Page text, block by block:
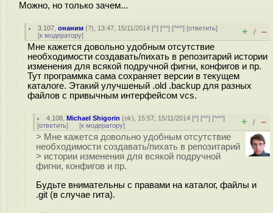
Можно, но только зачем...
3.107 ,онаним (?), 13:47, 15/11/2014 [^] [^^] [^^^] [ответить]
[к модератору] + / –
Мне кажется довольно удобным отсутствие
необходимости создавать/пихать в репозитарий истории
изменения для всякой подручной фигни, конфигов и пр.
Тут программка сама сохраняет версии в текущем
каталоге. Этакий улучшеный .old .backup для разных
файлов с привычным интерфейсом vcs.
4.108 ,Michael Shigorin (ok), 15:57, 15/11/2014 [^] [^^] [^^^]
[ответить] [к модератору] + / –
> Мне кажется довольно удобным отсутствие
необходимости создавать/пихать в репозитарий
> истории изменения для всякой подручной
фигни, конфигов и пр.
Будьте внимательны с правами на каталог, файлы и
.git (в случае гита).